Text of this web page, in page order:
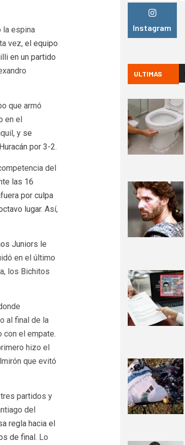
la espina
vez, el equipo
en un partido
que armó
en el
y se
por 3-2.
del
las 16
por culpa
lugar. Así,
Juniors le
en el último
los Bichitos
al final de la
con el empate.
hizo el
que evitó
partidos y
del
regla hacia el
de final. Lo
Instagram
ULTIMAS